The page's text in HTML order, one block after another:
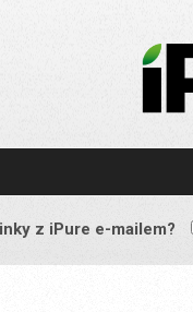
z iPure e-mailem?